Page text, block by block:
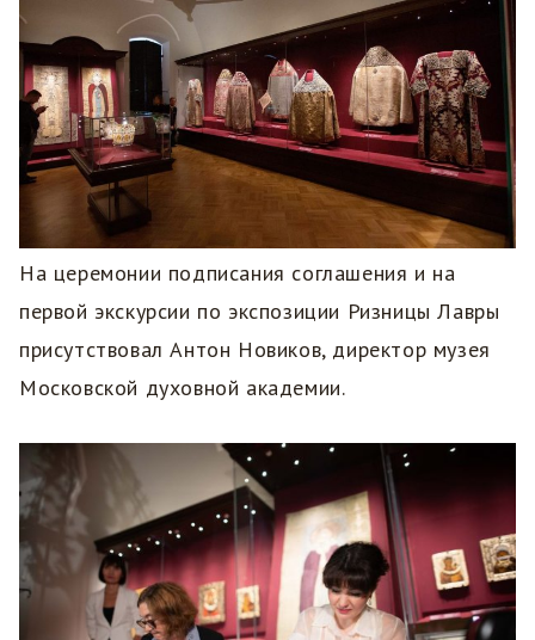
На церемонии подписания соглашения и на
первой экскурсии по экспозиции Ризницы Лавры
присутствовал Антон Новиков, директор музея
Московской духовной академии.